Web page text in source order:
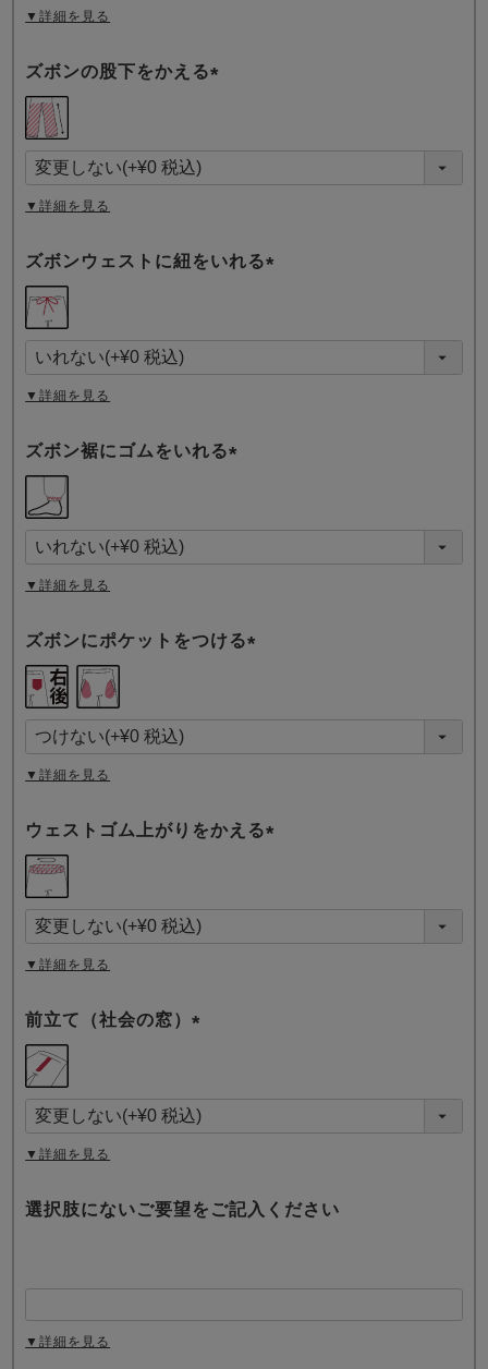
▼詳細を見る
ズボンの股下をかえる
須
)
▼詳細を見る
ズボンウェストに紐をいれる
須
)
▼詳細を見る
ズボン裾にゴムをいれる
須
)
▼詳細を見る
ズボンにポケットをつける
須
)
▼詳細を見る
ウェストゴム上がりをかえる
須
)
▼詳細を見る
前立て（社会の窓）
須
)
▼詳細を見る
選択肢にないご要望をご記入ください
▼詳細を見る